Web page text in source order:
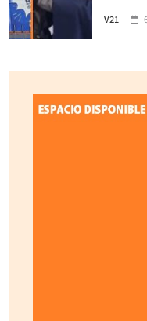
V21